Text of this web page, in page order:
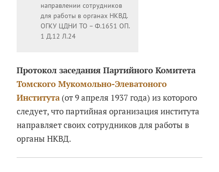
направлении сотрудников
для работы в органах НКВД.
ОГКУ ЦДНИ ТО – Ф.1651 ОП.
1 Д.12 Л.24
Протокол заседания Партийного Комитета
Томского Мукомольно-Элеватоного
Института(от 9 апреля 1937 года) из которого
следует, что партийная организация института
направляет своих сотрудников для работы в
органы НКВД.